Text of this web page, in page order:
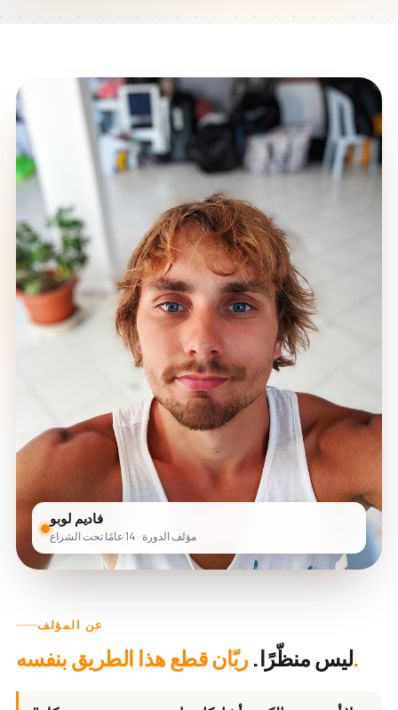
فاديم لوبو
مؤلف الدورة · 14 عامًا تحت الشراع
عن المؤلف
ليس منظّرًا.ربّان قطع هذا الطريق بنفسه.